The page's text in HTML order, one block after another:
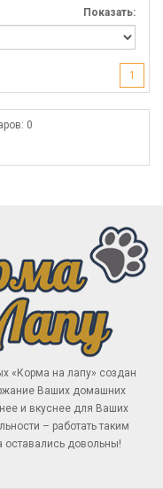
Показать:
1
0
«Корма на лапу» создан
Ваших домашних
и вкуснее для Ваших
– работать таким
довольны!